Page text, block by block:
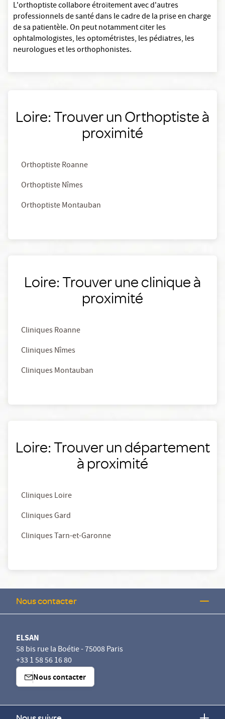
L'orthoptiste collabore étroitement avec d'autres
professionnels de santé dans le cadre de la prise en charge
de sa patientèle. On peut notamment citer les
ophtalmologistes, les optométristes, les pédiatres, les
neurologues et les orthophonistes.
Loire: Trouver un Orthoptiste à
proximité
Orthoptiste Roanne
Orthoptiste Nîmes
Orthoptiste Montauban
Loire: Trouver une clinique à
proximité
Cliniques Roanne
Cliniques Nîmes
Cliniques Montauban
Loire: Trouver un département
à proximité
Cliniques Loire
Cliniques Gard
Cliniques Tarn-et-Garonne
Nous contacter
ELSAN
58 bis rue la Boétie - 75008 Paris
+33 1 58 56 16 80
Nous contacter